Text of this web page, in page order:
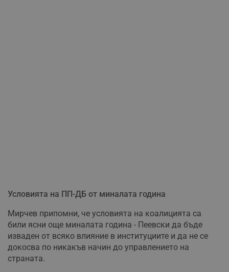
Условията на ПП-ДБ от миналата година
Мирчев припомни, че условията на коалицията са
били ясни още миналата година - Пеевски да бъде
изваден от всяко влияние в институциите и да не се
докосва по никакъв начин до управлението на
страната.